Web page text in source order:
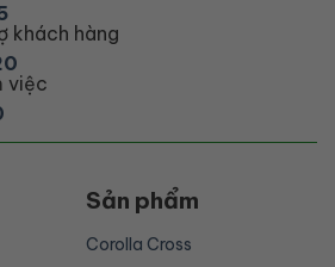
khách hàng
việc
Sản phẩm
Corolla Cross